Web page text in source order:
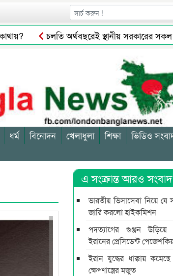
চলতি অর্থবছরেই স্থানীয় সরকারের সকল
ব্যবসায়ীকে জরিমানা
ধর্ম বিনোদন খেলাধুলা শিক্ষা
ভিডিও
এ সংক্রান্ত আরও সংবাদ
ভারতীয় ভিসাসেবা নিয়ে যে
জারি করলো হাইকমিশন
পদত্যাগের গুঞ্জন উড়িয়ে
ইরানের প্রেসিডেন্ট
ইরান যুদ্ধের ধাক্কায় কমেছে
ক্ষেপণাস্ত্রের মজুত